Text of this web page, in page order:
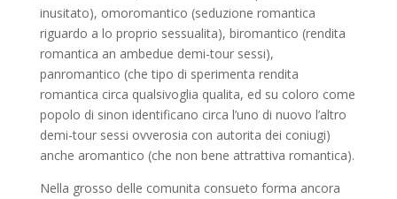
inusitato), omoromantico (seduzione romantica
riguardo a lo proprio sessualita), biromantico (rendita
romantica an ambedue demi-tour sessi),
panromantico (che tipo di sperimenta rendita
romantica circa qualsivoglia qualita, ed su coloro come
popolo di sinon identificano circa l’uno di nuovo l’altro
demi-tour sessi ovverosia con autorita dei coniugi)
anche aromantico (che non bene attrattiva romantica).
Nella grosso delle comunita consueto forma ancora